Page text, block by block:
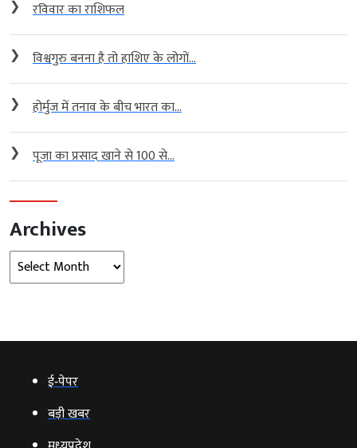
❯ रविवार का राशिफल
❯ विश्वगुरु बनना है तो हाशिए के लोगों...
❯ होर्मुज में तनाव के बीच भारत का...
❯ पूजा का प्रसाद खाने से 100 से...
Archives
Archives
ई‑पेपर
बड़ी खबर